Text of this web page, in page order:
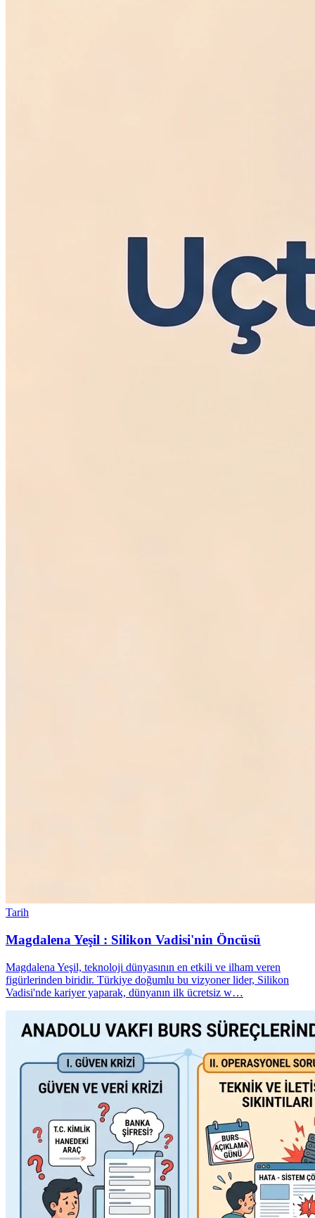
Tarih
Magdalena Yeşil : Silikon Vadisi'nin Öncüsü
Magdalena Yeşil, teknoloji dünyasının en etkili ve ilham veren
figürlerinden biridir. Türkiye doğumlu bu vizyoner lider, Silikon
Vadisi'nde kariyer yaparak, dünyanın ilk ücretsiz w…